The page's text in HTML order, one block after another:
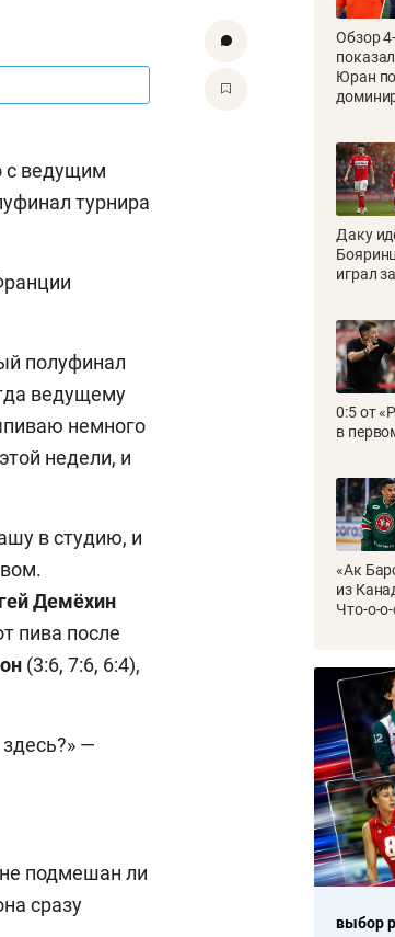
с ведущим
турнира
полуфинал
ведущему
немного
недели, и
в студию, и
Демёхин
пива после
(3:6, 7:6, 6:4),
—
подмешан ли
сразу
Обзор
Юран
Даку
играл
0:5 от
в
«Ак
из
Что-о-
выбор редакции